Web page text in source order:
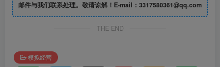
邮件与我们联系处理。敬请谅解！E-mail：3317580361@qq.com
THE END
模拟经营